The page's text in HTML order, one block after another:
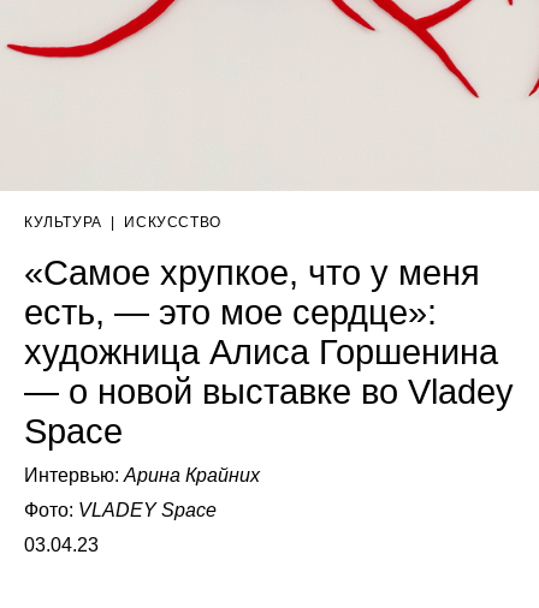
КУЛЬТУРА ИСКУССТВО
«Самое хрупкое, что у меня
есть, — это мое сердце»:
художница Алиса Горшенина
— о новой выставке во Vladey
Space
Интервью: Арина Крайних
Фото: VLADEY Space
03.04.23